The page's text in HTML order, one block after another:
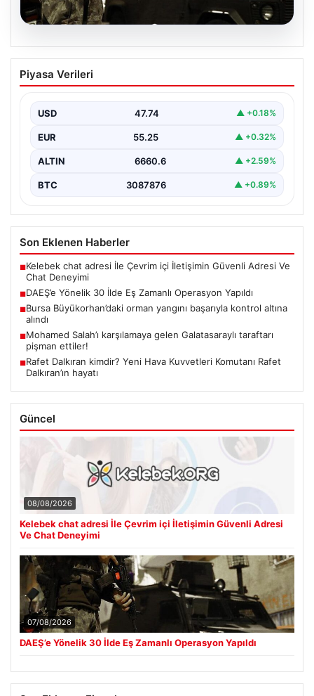
DAEŞ’e Yönelik 30 İlde Eş Zamanlı
Operasyon Yapıldı
bir operasyon düzenlendi. İçişleri Bakanlığı’nın
koordinasyonunda…
Piyasa Verileri
USD 47.74 ▲ +0.18%
EUR 55.25 ▲ +0.32%
ALTIN 6660.6 ▲ +2.59%
BTC 3087876 ▲ +0.89%
Son Eklenen Haberler
■Kelebek chat adresi İle Çevrim içi İletişimin Güvenli Adresi Ve
Chat Deneyimi
■DAEŞ’e Yönelik 30 İlde Eş Zamanlı Operasyon Yapıldı
■Bursa Büyükorhan’daki orman yangını başarıyla kontrol altına
alındı
■Mohamed Salah’ı karşılamaya gelen Galatasaraylı taraftarı
pişman ettiler!
■Rafet Dalkıran kimdir? Yeni Hava Kuvvetleri Komutanı Rafet
Dalkıran’ın hayatı
Güncel
08/08/2026
Kelebek chat adresi İle Çevrim içi İletişimin Güvenli Adresi
Ve Chat Deneyimi
07/08/2026
DAEŞ’e Yönelik 30 İlde Eş Zamanlı Operasyon Yapıldı